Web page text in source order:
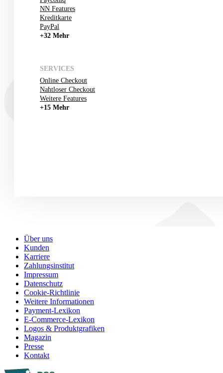
NN Features
Kreditkarte
PayPal
+32 Mehr
SERVICES
Online Checkout
Nahtloser Checkout
Weitere Features
+15 Mehr
Über uns
Kunden
Karriere
Zahlungsinstitut
Impressum
Datenschutz
Cookie-Richtlinie
Weitere Informationen
Payment-Lexikon
E-Commerce-Lexikon
Logos & Produktgrafiken
Magazin
Presse
Kontakt